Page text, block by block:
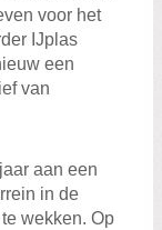
voor het
IJplas
een
van
aan een
in de
wekken. Op